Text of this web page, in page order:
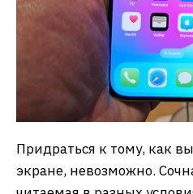
Придраться к тому, как
экране, невозможно.